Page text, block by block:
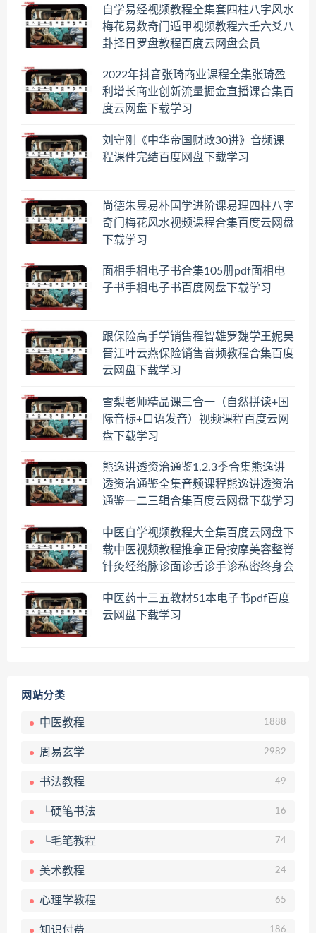
自学易经视频教程全集套四柱八字风水
梅花易数奇门遁甲视频教程六壬六爻八
卦择日罗盘教程百度云网盘会员
2022年抖音张琦商业课程全集张琦盈
利增长商业创新流量掘金直播课合集百
度云网盘下载学习
刘守刚《中华帝国财政30讲》音频课
程课件完结百度网盘下载学习
尚德朱昱易朴国学进阶课易理四柱八字
奇门梅花风水视频课程合集百度云网盘
下载学习
面相手相电子书合集105册pdf面相电
子书手相电子书百度网盘下载学习
跟保险高手学销售程智雄罗魏学王妮吴
晋江叶云燕保险销售音频教程合集百度
云网盘下载学习
雪梨老师精品课三合一（自然拼读+国
际音标+口语发音）视频课程百度云网
盘下载学习
熊逸讲透资治通鉴1,2,3季合集熊逸讲
透资治通鉴全集音频课程熊逸讲透资治
通鉴一二三辑合集百度云网盘下载学习
中医自学视频教程大全集百度云网盘下
载中医视频教程推拿正骨按摩美容整脊
针灸经络脉诊面诊舌诊手诊私密终身会
中医药十三五教材51本电子书pdf百度
云网盘下载学习
网站分类
中医教程 1888
周易玄学 2982
书法教程 49
└硬笔书法 16
└毛笔教程 74
美术教程 24
心理学教程 65
知识付费 186